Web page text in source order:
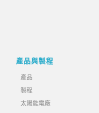
產品與製程
產品
製程
太陽能電廠